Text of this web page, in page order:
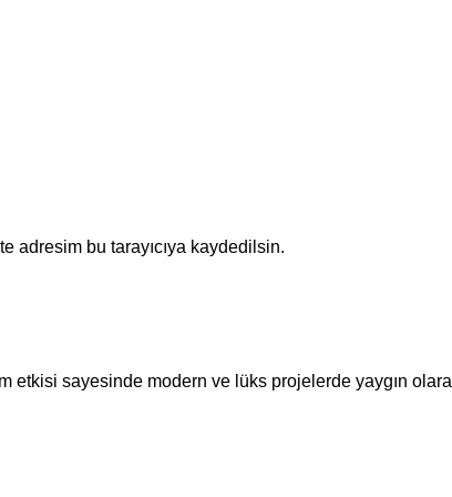
adresim bu tarayıcıya kaydedilsin.
etkisi sayesinde modern ve lüks projelerde yaygın